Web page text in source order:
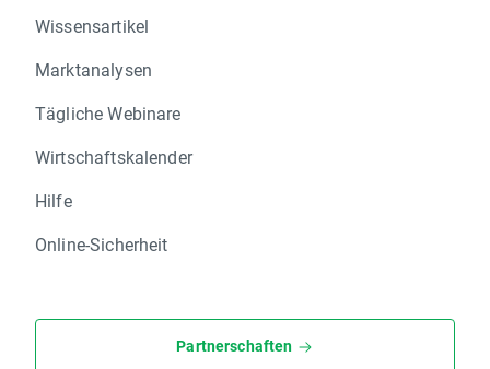
Wissensartikel
Marktanalysen
Tägliche Webinare
Wirtschaftskalender
Hilfe
Online-Sicherheit
Partnerschaften